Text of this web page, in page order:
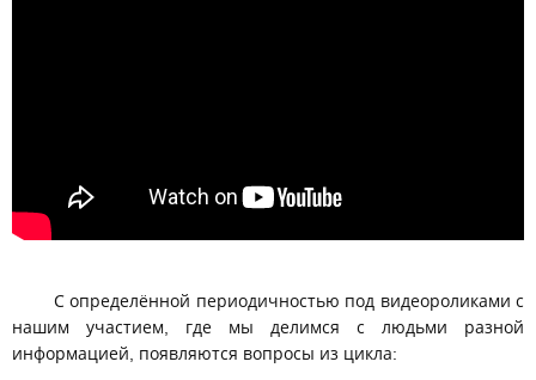
С определённой периодичностью под видеороликами с
нашим участием, где мы делимся с людьми разной
информацией, появляются вопросы из цикла: